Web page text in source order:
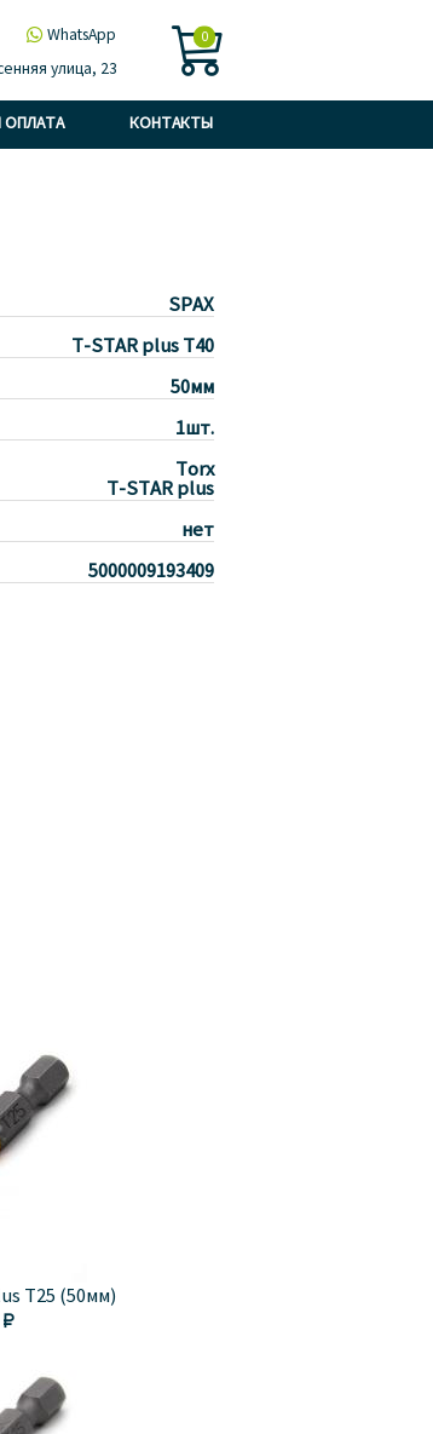
 WhatsApp
улица, 23 
0
ОПЛАТА КОНТАКТЫ
SPAX
T-STAR plus T40
50мм
1шт.
Torx
T-STAR plus
нет
5000009193409
T25 (50мм)
